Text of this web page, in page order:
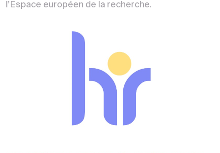
l’Espace européen de la recherche.